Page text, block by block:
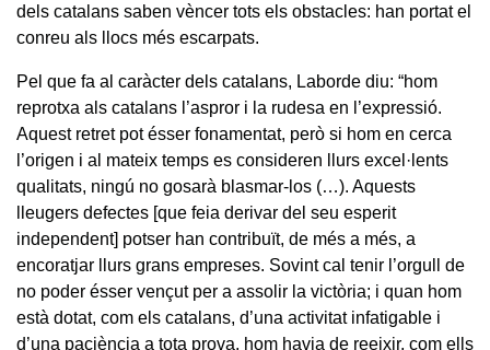
dels catalans saben vèncer tots els obstacles: han portat el
conreu als llocs més escarpats.
Pel que fa al caràcter dels catalans, Laborde diu: “hom
reprotxa als catalans l’aspror i la rudesa en l’expressió.
Aquest retret pot ésser fonamentat, però si hom en cerca
l’origen i al mateix temps es consideren llurs excel·lents
qualitats, ningú no gosarà blasmar-los (…). Aquests
lleugers defectes [que feia derivar del seu esperit
independent] potser han contribuït, de més a més, a
encoratjar llurs grans empreses. Sovint cal tenir l’orgull de
no poder ésser vençut per a assolir la victòria; i quan hom
està dotat, com els catalans, d’una activitat infatigable i
d’una paciència a tota prova, hom havia de reeixir, com ells